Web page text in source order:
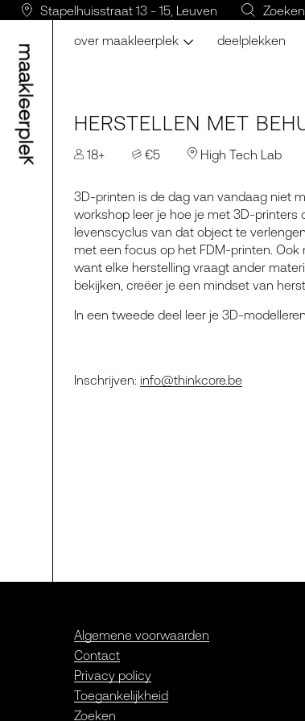
Stapelhuisstraat 13 - 15, Leuven
over maakleerplek deelplekken
HERSTELLEN MET
18+ €5 High Tech Lab
3D-printen is de dag van vandaag niet
workshop leer je hoe je met 3D-printers
levenscyclus van dat object te
met een focus op het FDM-printen.
want elke herstelling vraagt ander
bekijken, creëer je een mindset van
In een tweede deel leer je 3D-
Inschrijven: info@thinkcore.be
Algemene voorwaarden
Contact
Privacy policy
Toegankelijkheid
Zoeken